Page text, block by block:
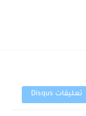
تعليقات Disqus